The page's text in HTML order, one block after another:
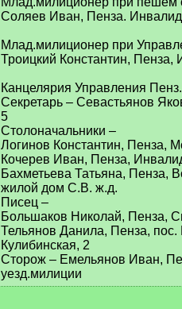
Соляев Иван, Пенза.
Млад.милиционер при
Троицкий Константин, Пенза,
Канцелярия Управления
Секретарь – Севастьянов
5
Столоначальники –
Логинов Константин, Пенза,
Кочерев Иван, Пенза,
Бахметьева Татьяна, Пенза,
жилой дом С.В. ж.д.
Писец –
Большаков Николай, Пенза,
Тельянов Данила, Пенза,
Кулибинская, 2
Сторож – Емельянов Иван,
уезд.милиции
[